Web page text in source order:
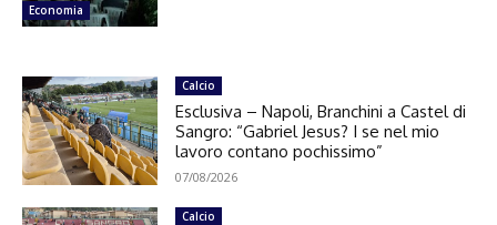
Economia
Calcio
Esclusiva – Napoli, Branchini a Castel di
Sangro: “Gabriel Jesus? I se nel mio
lavoro contano pochissimo”
07/08/2026
Calcio